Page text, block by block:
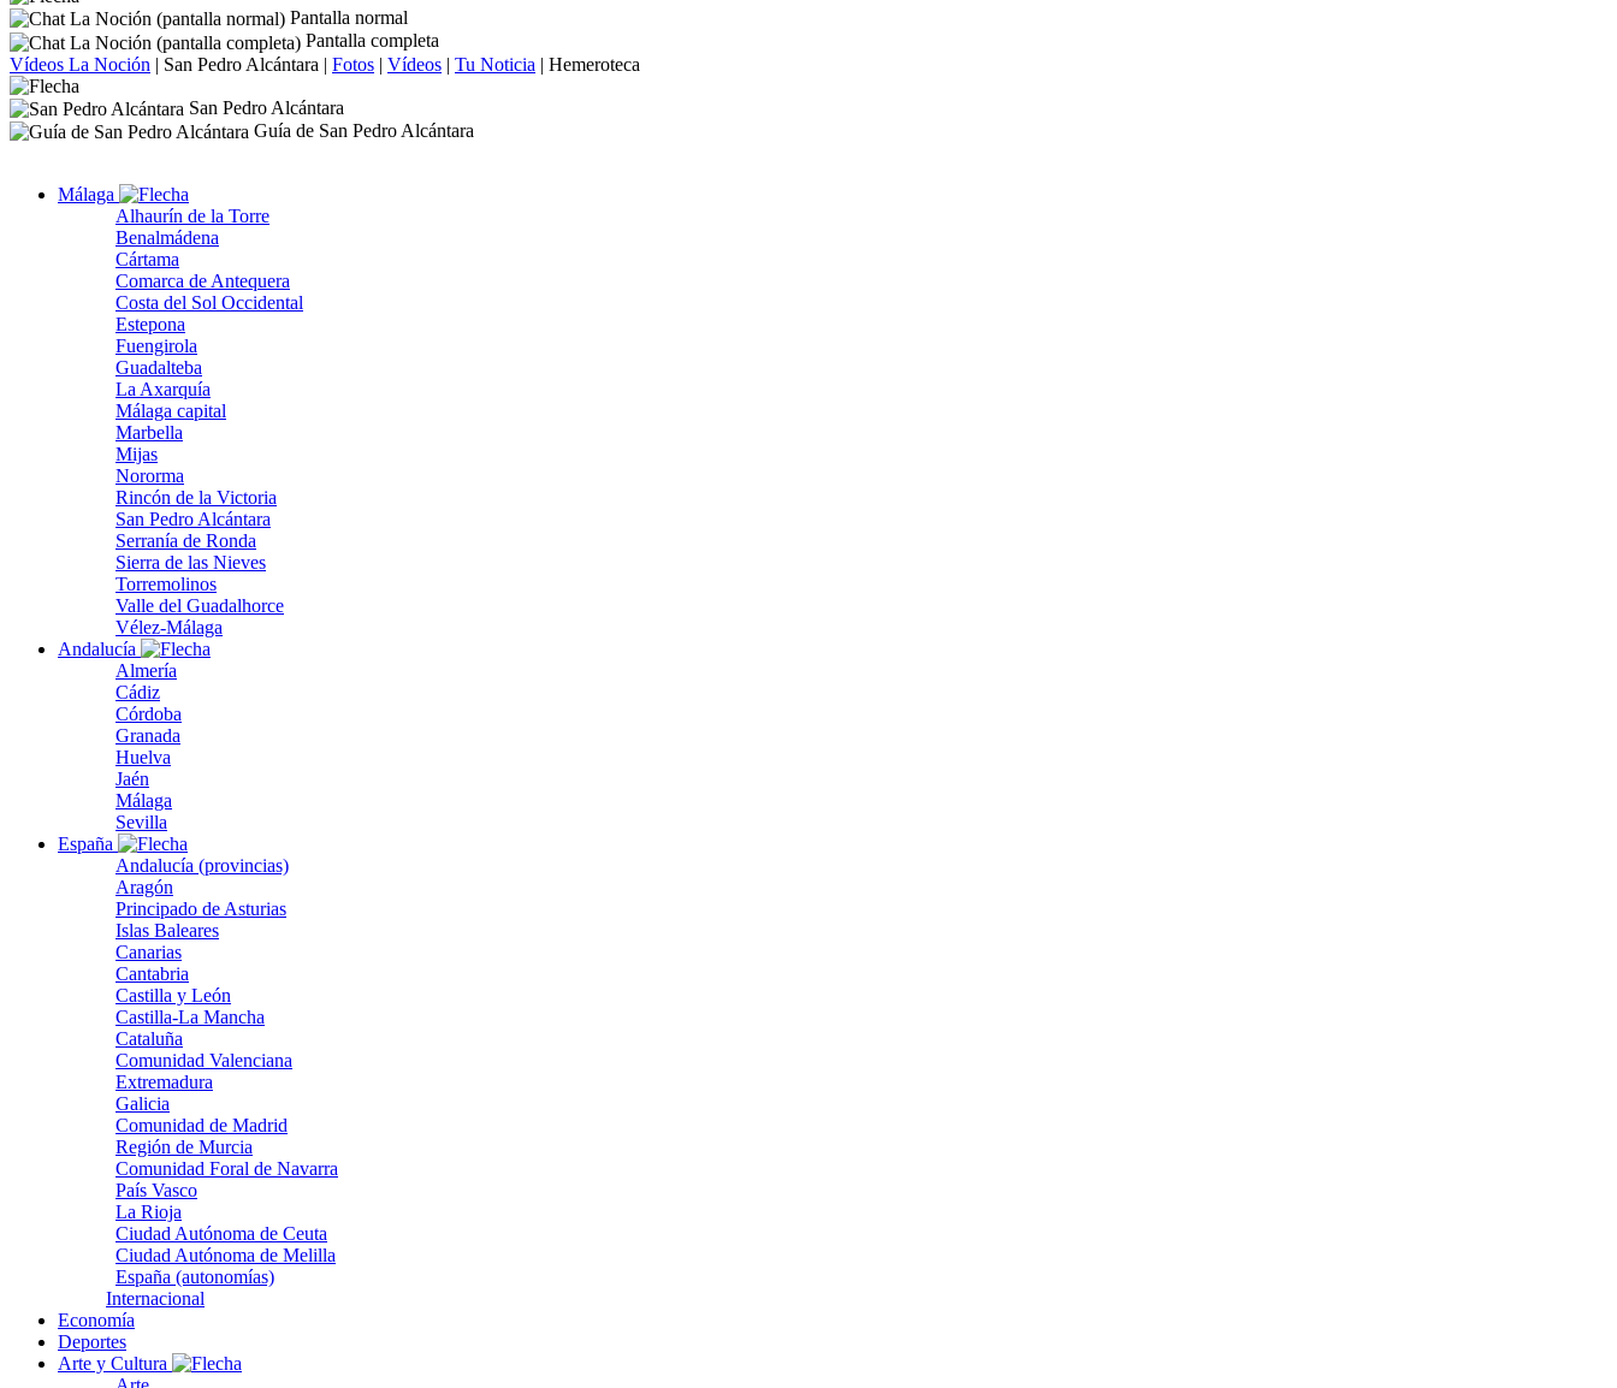
Pantalla normal
Pantalla completa
Vídeos La Noción | San Pedro Alcántara | Fotos | Vídeos | Tu Noticia | Hemeroteca
San Pedro Alcántara
Guía de San Pedro Alcántara
Málaga
Alhaurín de la Torre
Benalmádena
Cártama
Comarca de Antequera
Costa del Sol Occidental
Estepona
Fuengirola
Guadalteba
La Axarquía
Málaga capital
Marbella
Mijas
Nororma
Rincón de la Victoria
San Pedro Alcántara
Serranía de Ronda
Sierra de las Nieves
Torremolinos
Valle del Guadalhorce
Vélez-Málaga
Andalucía
Almería
Cádiz
Córdoba
Granada
Huelva
Jaén
Málaga
Sevilla
España
Andalucía (provincias)
Aragón
Principado de Asturias
Islas Baleares
Canarias
Cantabria
Castilla y León
Castilla-La Mancha
Cataluña
Comunidad Valenciana
Extremadura
Galicia
Comunidad de Madrid
Región de Murcia
Comunidad Foral de Navarra
País Vasco
La Rioja
Ciudad Autónoma de Ceuta
Ciudad Autónoma de Melilla
España (autonomías)
Internacional
Economía
Deportes
Arte y Cultura